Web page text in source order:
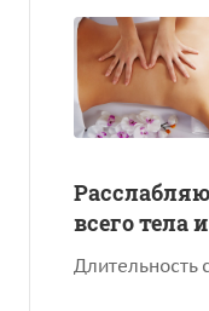
всего тела
Длительность